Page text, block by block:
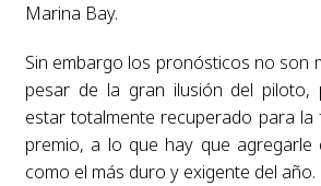
Marina Bay.
Sin embargo los pronósticos no son
pesar de la gran ilusión del piloto,
estar totalmente recuperado para la
premio, a lo que hay que agregarle
como el más duro y exigente del año.